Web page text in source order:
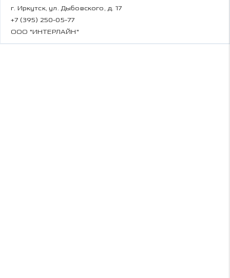
г. Иркутск, ул. Дыбовского, д. 17
+7 (395) 250-05-77
ООО "ИНТЕРЛАЙН"